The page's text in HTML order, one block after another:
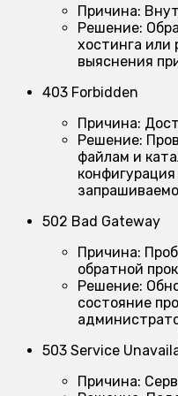
Причина:
Решение:
хостинга или
выяснения
403 Forbidden
Причина:
Решение:
файлам и
502 Bad Gateway
Причина:
обратной
Решение:
состояние
503 Service
Причина: